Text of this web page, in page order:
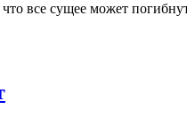
все сущее может